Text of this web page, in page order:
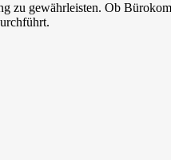
zu gewährleisten. Ob